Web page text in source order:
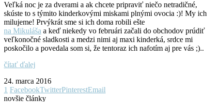
Veľká noc je za dverami a ak chcete pripraviť niečo netradičné,
skúste to s týmito kinderkovými miskami plnými ovocia :)! My ich
milujeme! Prvýkrát sme si ich doma robili ešte
na Mikuláša a keď niekedy vo februári začali do obchodov prúdiť
veľkonočné sladkosti a medzi nimi aj maxi kinderká, srdce mi
poskočilo a povedala som si, že tentoraz ich nafotím aj pre vás ;)..
čítať ďalej
24. marca 2016
1 FacebookTwitterPinterestEmail
novšie články